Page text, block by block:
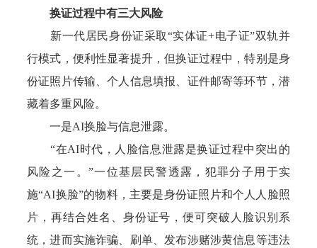
换证过程中有三大风险
新一代居民身份证采取“实体证+电子证”双轨并
行模式，便利性显著提升，但换证过程中，特别是身
份证照片传输、个人信息填报、证件邮寄等环节，潜
藏着多重风险。
一是AI换脸与信息泄露。
“在AI时代，人脸信息泄露是换证过程中突出的
风险之一。”一位基层民警透露，犯罪分子用于实
施“AI换脸”的物料，主要是身份证照片和个人人脸照
片，再结合姓名、身份证号，便可突破人脸识别系
统，进而实施诈骗、刷单、发布涉赌涉黄信息等违法